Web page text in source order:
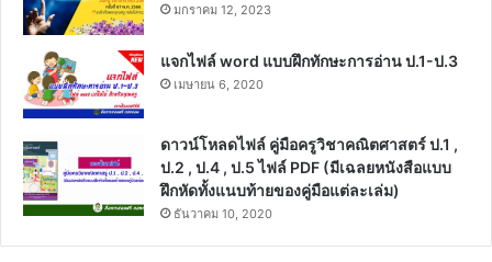
มกราคม 12, 2023
แจกไฟล์ word แบบฝึกทักษะการอ่าน ป.1-ป.3
เมษายน 6, 2020
ดาวน์โหลดไฟล์ คู่มือครูวิชาคณิตศาสตร์ ป.1 ,
ป.2 , ป.4 , ป.5 ไฟล์ PDF (มีเฉลยหนังสือแบบ
ฝึกหัดทั้งแนบท้ายของคู่มือแต่ละเล่ม)
ธันวาคม 10, 2020